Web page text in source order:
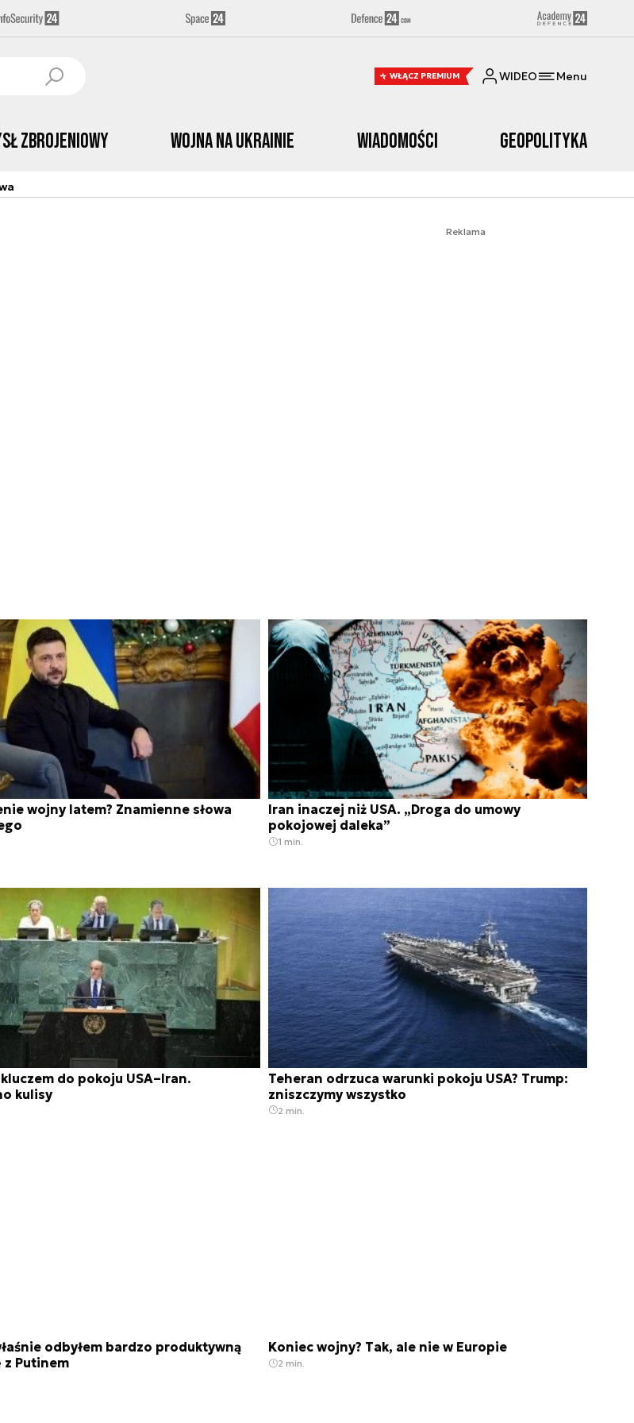
WŁĄCZ PREMIUM WIDEO Menu
Zbrojeniowy Wojna na Ukrainie Wiadomości Geopolityka
Reklama
wojny latem? Znamienne słowa
Iran inaczej niż USA. „Droga do umowy
pokojowej daleka”
1 min.
do pokoju USA–Iran.
kulisy
Teheran odrzuca warunki pokoju USA? Trump:
zniszczymy wszystko
2 min.
odbyłem bardzo produktywną
z Putinem
Koniec wojny? Tak, ale nie w Europie
2 min.